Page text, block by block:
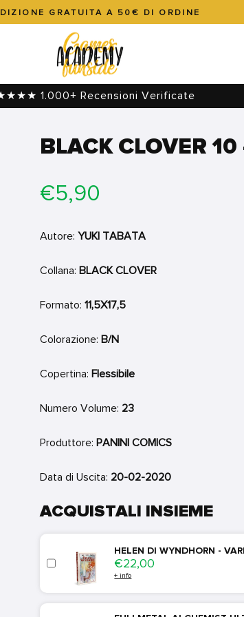
in
pausa
GRATUITA A 50€ DI ORDINE
1.000+ Recensioni Verificate
BLACK CLOVER
Prezzo
di
€5,90
Autore:YUKI TABATA
Collana: BLACK CLOVER
Formato:11,5X17,5
Colorazione: B/N
Copertina: Flessibile
Numero Volume: 23
Produttore: PANINI COMICS
Data di Uscita: 20-02-2020
ACQUISTALI INSIEME
HELEN DI WYNDHORN -
Price
€22,00
+ info